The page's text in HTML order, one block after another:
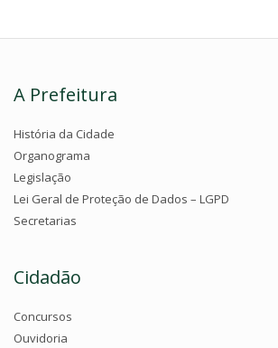
A Prefeitura
História da Cidade
Organograma
Legislação
Lei Geral de Proteção de Dados – LGPD
Secretarias
Cidadão
Concursos
Ouvidoria